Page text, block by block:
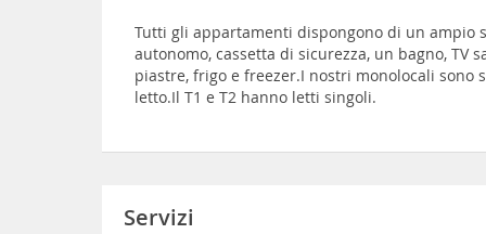
Tutti gli appartamenti dispongono di un ampio
autonomo, cassetta di sicurezza, un bagno, TV
piastre, frigo e freezer.I nostri monolocali
letto.Il T1 e T2 hanno letti singoli.
Servizi